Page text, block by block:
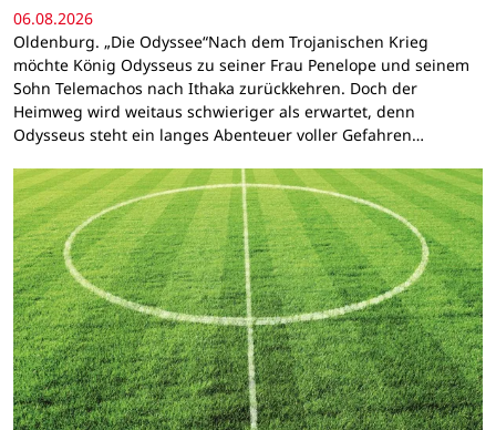
06.08.2026
Oldenburg. „Die Odyssee“Nach dem Trojanischen Krieg
möchte König Odysseus zu seiner Frau Penelope und seinem
Sohn Telemachos nach Ithaka zurückkehren. Doch der
Heimweg wird weitaus schwieriger als erwartet, denn
Odysseus steht ein langes Abenteuer voller Gefahren…